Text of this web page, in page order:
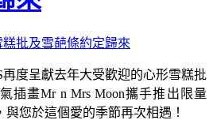
再度呈獻去年大受歡迎的心形雪糕批
插畫Mr n Mrs Moon攜手推出限量
與您於這個愛的季節再次相遇！